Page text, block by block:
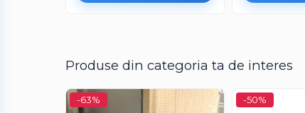
Produse din categoria ta de interes
-63% -50%